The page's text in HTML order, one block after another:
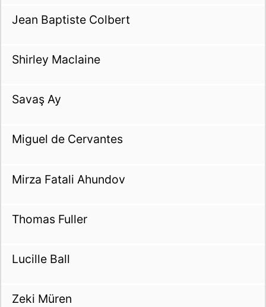
Jean Baptiste Colbert
Shirley Maclaine
Savaş Ay
Miguel de Cervantes
Mirza Fatali Ahundov
Thomas Fuller
Lucille Ball
Zeki Müren